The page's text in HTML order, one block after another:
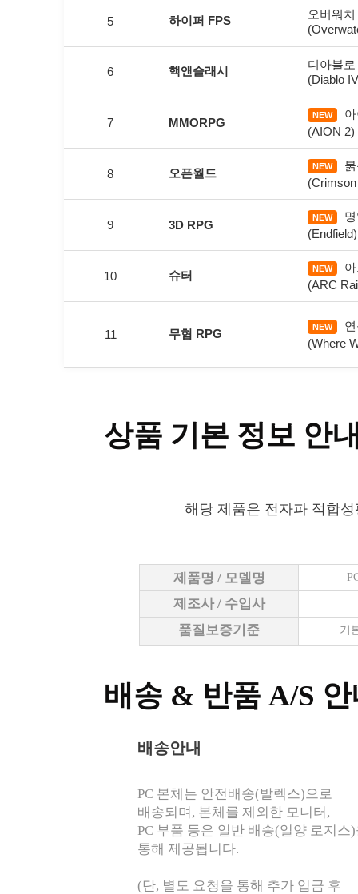
5 하이퍼 FPS
오버워치
6 핵앤슬래시
디아블로
(Diablo
7 MMORPG
NEW
(AION 2)
8 오픈월드 NEW
9 3D RPG
NEW
(Endfield)
10 슈터 NEW
(ARC
11 무협 RPG NEW
(Where
배송 & 반품 A/S
PC 본체는 안전배송(발렉스)으로
배송되며, 본체를 제외한 모니터,
PC 부품 등은 일반 배송(일양 로지스
통해 제공됩니다.
(단, 별도 요청을 통해 추가 입금 후
배송안내
상품 기본 정보 안
해당 제품은 전자파 적합
제품명 / 모델명
제조사 / 수입사
품질보증기준
기